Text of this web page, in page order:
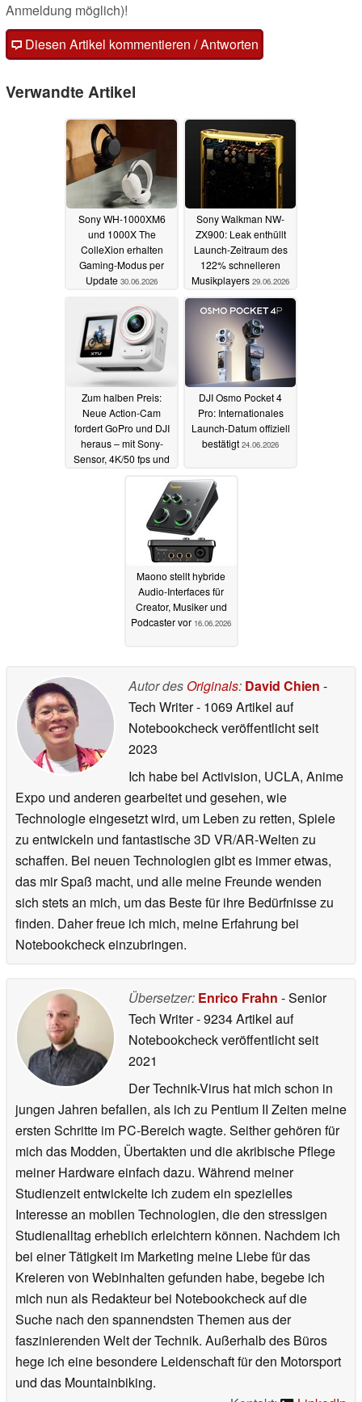
Anmeldung möglich)!
Diesen Artikel kommentieren / Antworten
Verwandte Artikel
Sony WH-1000XM6
und 1000X The
ColleXion erhalten
Gaming-Modus per
Update 30.06.2026
Sony Walkman NW-
ZX900: Leak enthüllt
Launch-Zeitraum des
122% schnelleren
Musikplayers 29.06.2026
Zum halben Preis:
Neue Action-Cam
fordert GoPro und DJI
heraus – mit Sony-
Sensor, 4K/50 fps und
DJI Osmo Pocket 4
Pro: Internationales
Launch-Datum offiziell
bestätigt 24.06.2026
Maono stellt hybride
Audio-Interfaces für
Creator, Musiker und
Podcaster vor 16.06.2026
Autor des Originals: David Chien -
Tech Writer- 1069 Artikel auf
Notebookcheck veröffentlichtseit
2023
Ich habe bei Activision, UCLA, Anime
Expo und anderen gearbeitet und gesehen, wie
Technologie eingesetzt wird, um Leben zu retten, Spiele
zu entwickeln und fantastische 3D VR/AR-Welten zu
schaffen. Bei neuen Technologien gibt es immer etwas,
das mir Spaß macht, und alle meine Freunde wenden
sich stets an mich, um das Beste für ihre Bedürfnisse zu
finden. Daher freue ich mich, meine Erfahrung bei
Notebookcheck einzubringen.
Übersetzer: Enrico Frahn - Senior
Tech Writer- 9234 Artikel auf
Notebookcheck veröffentlichtseit
2021
Der Technik-Virus hat mich schon in
jungen Jahren befallen, als ich zu Pentium II Zeiten meine
ersten Schritte im PC-Bereich wagte. Seither gehören für
mich das Modden, Übertakten und die akribische Pflege
meiner Hardware einfach dazu. Während meiner
Studienzeit entwickelte ich zudem ein spezielles
Interesse an mobilen Technologien, die den stressigen
Studienalltag erheblich erleichtern können. Nachdem ich
bei einer Tätigkeit im Marketing meine Liebe für das
Kreieren von Webinhalten gefunden habe, begebe ich
mich nun als Redakteur bei Notebookcheck auf die
Suche nach den spannendsten Themen aus der
faszinierenden Welt der Technik. Außerhalb des Büros
hege ich eine besondere Leidenschaft für den Motorsport
und das Mountainbiking.